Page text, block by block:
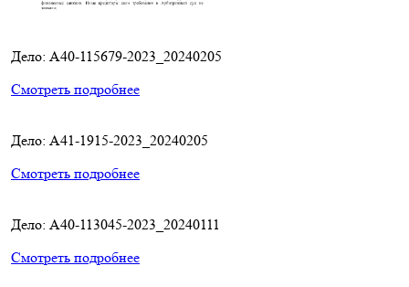
Дело: A40-115679-2023_20240205
Смотреть подробнее
Дело: A41-1915-2023_20240205
Смотреть подробнее
Дело: A40-113045-2023_20240111
Смотреть подробнее